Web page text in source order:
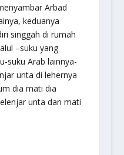
Arbad
keduanya
singgah di rumah
–suku yang
suku Arab lainnya-
unta di lehernya
dia mati dia
unta dan mati